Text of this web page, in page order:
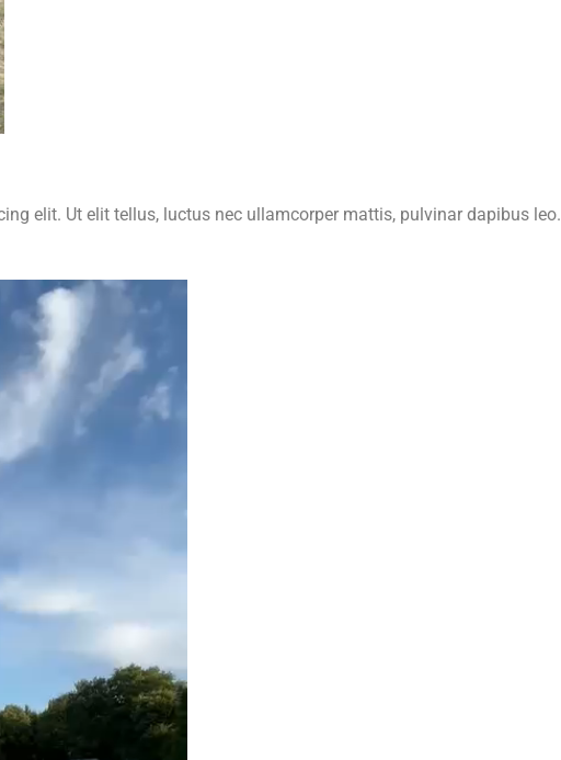
elit. Ut elit tellus, luctus nec ullamcorper mattis, pulvinar dapibus leo.